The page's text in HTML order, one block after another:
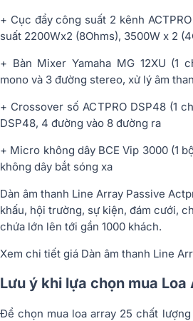
+ Cục đẩy công suất 2 kênh
suất 2200Wx2 (8Ohms), 3500W x 2
+ Bàn Mixer Yamaha MG 12XU (1
mono và 3 đường stereo, xử lý âm
+ Crossover số ACTPRO DSP48 (1
DSP48, 4 đường vào 8 đường ra
+ Micro không dây BCE Vip 3000 (1
không dây bắt sóng xa
Dàn âm thanh Line Array Passive
khấu, hội trường, sự kiện, đám cưới,
chứa lớn lên tới gần 1000 khách.
Xem chi tiết giá Dàn âm thanh Line
Lưu ý khi lựa chọn mua Loa
Để chọn mua loa array 25 chất